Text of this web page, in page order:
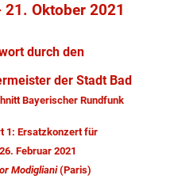
21. Oktober 2021
durch den
der Stadt Bad
Bayerischer Rundfunk
1: Ersatzkonzert für
Februar 2021
Modigliani(Paris)